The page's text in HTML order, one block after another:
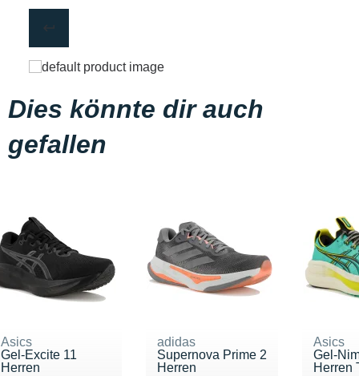
Dies könnte dir auch
gefallen
Asics
Gel-Excite 11
Herren
adidas
Supernova Prime 2
Herren
Asics
Gel-
Herren